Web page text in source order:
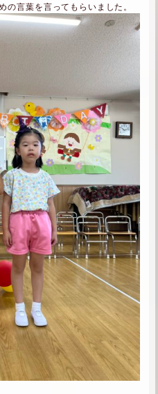
の言葉を言ってもらいました。